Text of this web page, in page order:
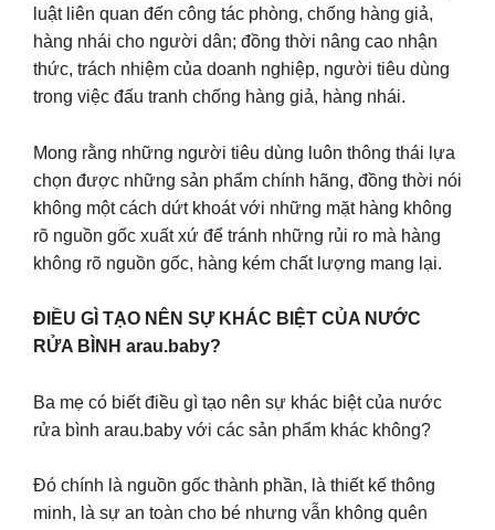
luật liên quan đến công tác phòng, chống hàng giả,
hàng nhái cho người dân; đồng thời nâng cao nhận
thức, trách nhiệm của doanh nghiệp, người tiêu dùng
trong việc đấu tranh chống hàng giả, hàng nhái.
Mong rằng những người tiêu dùng luôn thông thái lựa
chọn được những sản phẩm chính hãng, đồng thời nói
không một cách dứt khoát với những mặt hàng không
rõ nguồn gốc xuất xứ để tránh những rủi ro mà hàng
không rõ nguồn gốc, hàng kém chất lượng mang lại.
ĐIỀU GÌ TẠO NÊN SỰ KHÁC BIỆT CỦA NƯỚC
RỬA BÌNH arau.baby?
Ba mẹ có biết điều gì tạo nên sự khác biệt của nước
rửa bình arau.baby với các sản phẩm khác không?
Đó chính là nguồn gốc thành phần, là thiết kế thông
minh, là sự an toàn cho bé nhưng vẫn không quên